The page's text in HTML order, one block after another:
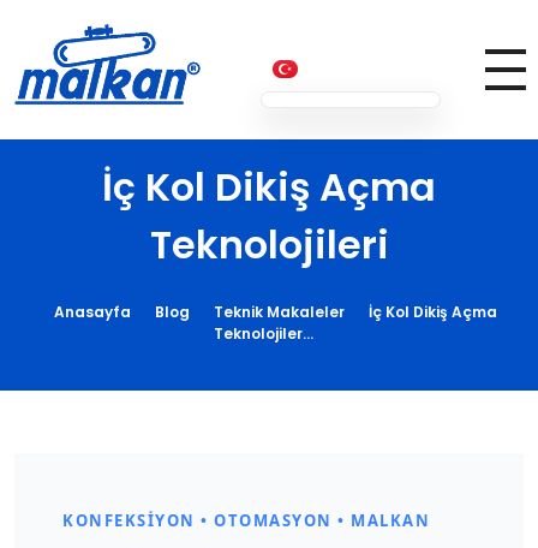
Anasayfa Blog Teknik Makaleler
İç Kol Dikiş Açma
Teknolojiler...
İç Kol Dikiş Açma
Teknolojileri
KONFEKSIYON • OTOMASYON • MALKAN